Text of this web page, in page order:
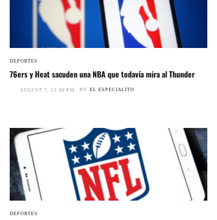
DEPORTES
76ers y Heat sacuden una NBA que todavía mira al Thunder
AUGUST 7, 12:30 PM BY EL ESPECIALITO
DEPORTES